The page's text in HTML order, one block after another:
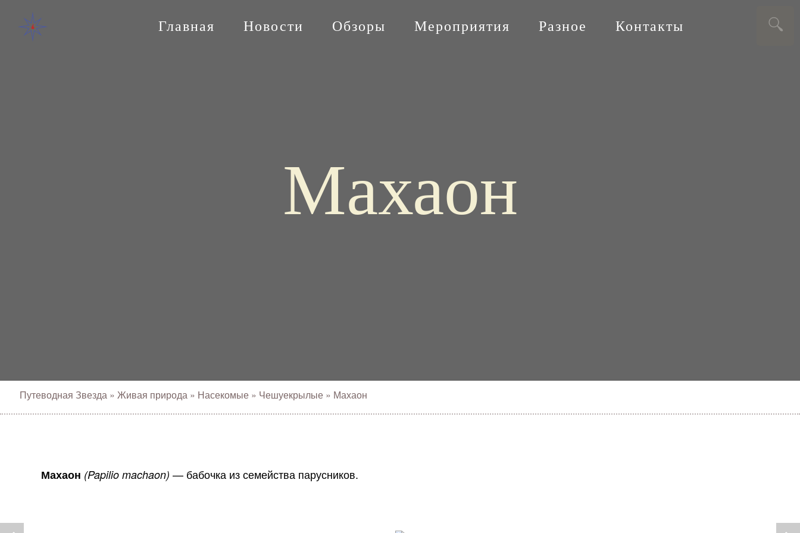
Главная Новости Обзоры Мероприятия Разное Контакты
Махаон
Путеводная Звезда » Живая природа » Насекомые » Чешуекрылые » Махаон
Махаон (Papilio machaon) — бабочка из семейства парусников.